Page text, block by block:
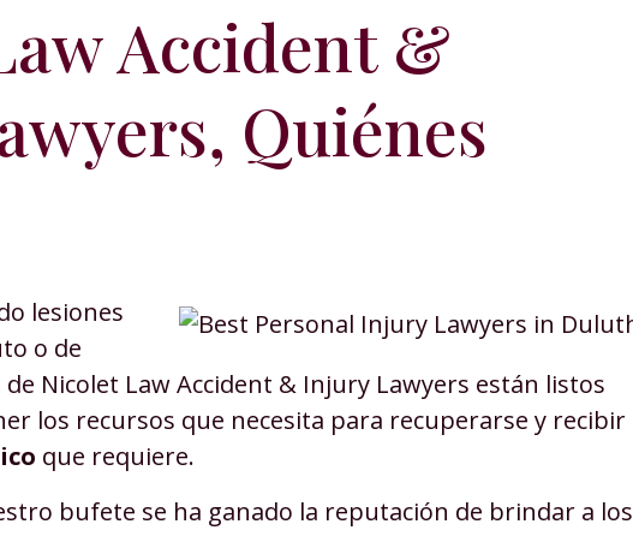
Accident &
Quiénes
lesiones
o de
Nicolet Law Accident & Injury Lawyers están listos
los recursos que necesita para recuperarse y recibir
que requiere.
bufete se ha ganado la reputación de brindar a los